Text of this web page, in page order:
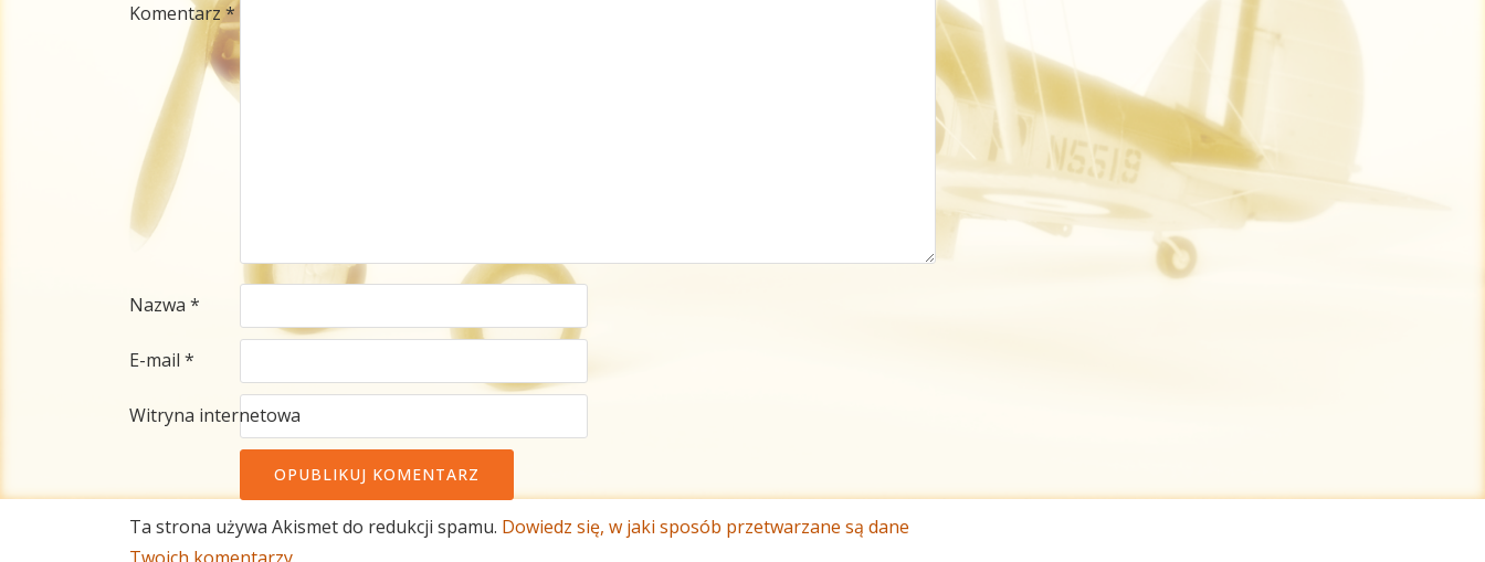
Komentarz *
Nazwa *
E-mail *
Witryna internetowa
Ta strona używa Akismet do redukcji spamu. Dowiedz się, w jaki sposób przetwarzane są dane